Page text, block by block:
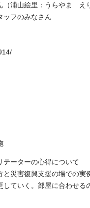
浦山絵里：うらやま え
ッフのみなさん
テーターの心得について
災害復興支援の場での実
ていく。部屋に合わせる